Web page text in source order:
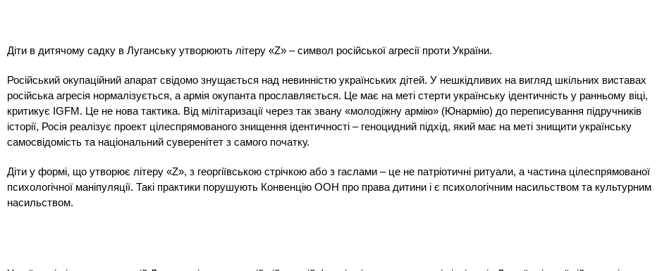
Діти в дитячому садку в Луганську утворюють літеру «Z» – символ російської агресії проти України.
Російський окупаційний апарат свідомо знущається над невинністю українських дітей. У нешкідливих на вигляд шкільних виставах
російська агресія нормалізується, а армія окупанта прославляється. Це має на меті стерти українську ідентичність у ранньому віці,
критикує IGFM. Це не нова тактика. Від мілітаризації через так звану «молодіжну армію» (Юнармію) до переписування підручників
історії, Росія реалізує проект цілеспрямованого знищення ідентичності – геноцидний підхід, який має на меті знищити українську
самосвідомість та національний суверенітет з самого початку.
Діти у формі, що утворює літеру «Z», з георгіївською стрічкою або з гаслами – це не патріотичні ритуали, а частина цілеспрямованої
психологічної маніпуляції. Такі практики порушують Конвенцію ООН про права дитини і є психологічним насильством та культурним
насильством.